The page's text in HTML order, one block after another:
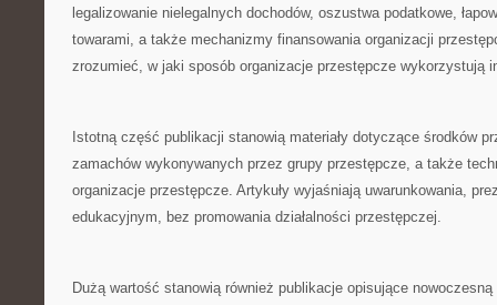
legalizowanie nielegalnych dochodów, oszustwa podatkowe,
towarami, a także mechanizmy finansowania organizacji
zrozumieć, w jaki sposób organizacje przestępcze wykorzystują
Istotną część publikacji stanowią materiały dotyczące środków
zamachów wykonywanych przez grupy przestępcze, a także
organizacje przestępcze. Artykuły wyjaśniają uwarunkowania,
edukacyjnym, bez promowania działalności przestępczej.
Dużą wartość stanowią również publikacje opisujące